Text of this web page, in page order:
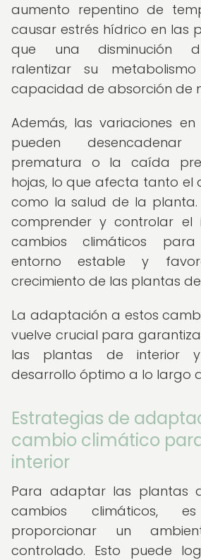
aumento repentino de
causar estrés hídrico en las
que una disminución
ralentizar su
capacidad de absorción de
Además, las variaciones
pueden
prematura o la caída
hojas, lo que afecta tanto el
como la salud de la planta.
comprender y controlar el
cambios climáticos
entorno estable y
crecimiento de las plantas
La adaptación a estos
vuelve crucial para
las plantas de interior
desarrollo óptimo a lo largo
Estrategias de
cambio climático
interior
Para adaptar las plantas
cambios climáticos,
proporcionar un
controlado. Esto puede